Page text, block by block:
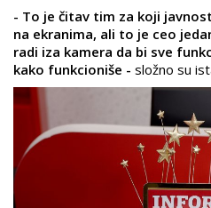
- To je čitav tim za koji
na ekranima, ali to je ceo
radi iza kamera da bi sve
kako funkcioniše - složno su